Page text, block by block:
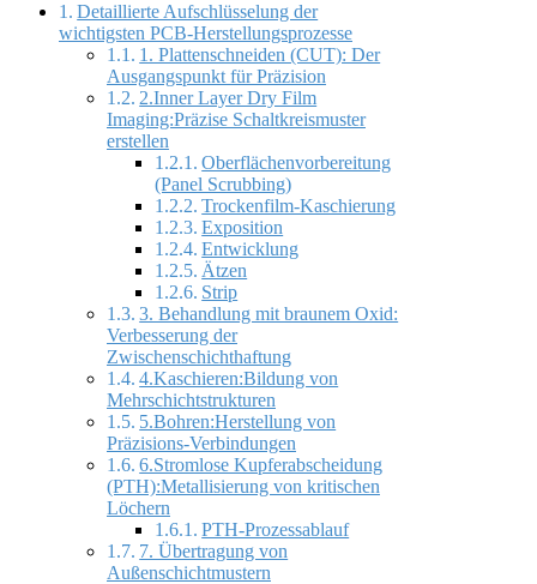
Detaillierte Aufschlüsselung der
wichtigsten PCB-Herstellungsprozesse
1. Plattenschneiden (CUT): Der
Ausgangspunkt für Präzision
2.Inner Layer Dry Film
Imaging:Präzise Schaltkreismuster
erstellen
Oberflächenvorbereitung
(Panel Scrubbing)
Trockenfilm-Kaschierung
Exposition
Entwicklung
Ätzen
Strip
3. Behandlung mit braunem Oxid:
Verbesserung der
Zwischenschichthaftung
4.Kaschieren:Bildung von
Mehrschichtstrukturen
5.Bohren:Herstellung von
Präzisions-Verbindungen
6.Stromlose Kupferabscheidung
(PTH):Metallisierung von kritischen
Löchern
PTH-Prozessablauf
7. Übertragung von
Außenschichtmustern